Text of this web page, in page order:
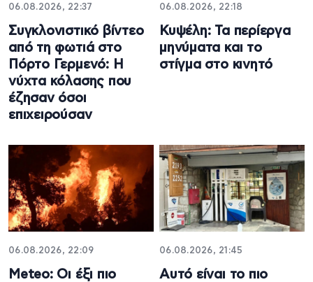
06.08.2026, 22:37
Συγκλονιστικό βίντεο
από τη φωτιά στο
Πόρτο Γερμενό: Η
νύχτα κόλασης που
έζησαν όσοι
επιχειρούσαν
06.08.2026, 22:18
Κυψέλη: Τα περίεργα
μηνύματα και το
στίγμα στο κινητό
06.08.2026, 22:09
Meteo: Οι έξι πιο
06.08.2026, 21:45
Αυτό είναι το πιο